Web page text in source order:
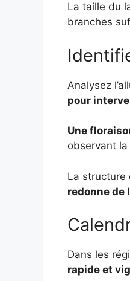
La taille du
branches
Analysez
pour
Une
observant
La structure
redonne de
Dans les
rapide et